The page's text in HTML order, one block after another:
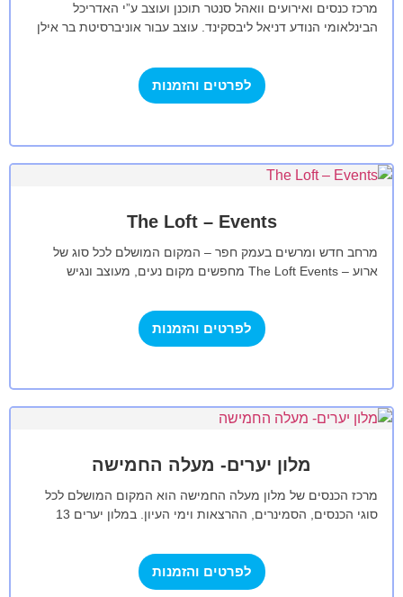
מרכז כנסים ואירועים וואהל סנטר תוכנן ועוצב ע”י האדריכל
הבינלאומי הנודע דניאל ליבסקינד. עוצב עבור אוניברסיטת בר אילן
לפרטים והזמנות
The Loft – Events
מרחב חדש ומרשים בעמק חפר – המקום המושלם לכל סוג של
ארוע – The Loft Events מחפשים מקום נעים, מעוצב ונגיש
לפרטים והזמנות
מלון יערים- מעלה החמישה
מרכז הכנסים של מלון מעלה החמישה הוא המקום המושלם לכל
סוגי הכנסים, הסמינרים, ההרצאות וימי העיון. במלון יערים 13
לפרטים והזמנות